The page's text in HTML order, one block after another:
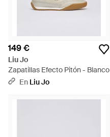
149 €
Liu Jo
Zapatillas Efecto Pitón - Blanco
En Liu Jo